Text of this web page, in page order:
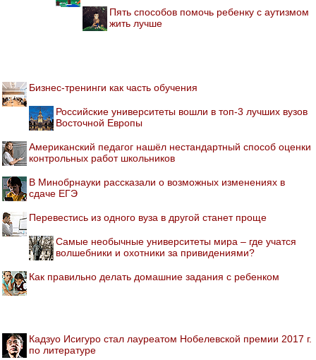
Пять способов помочь ребенку с аутизмом
жить лучше
Бизнес-тренинги как часть обучения
Российские университеты вошли в топ-3 лучших вузов
Восточной Европы
Американский педагог нашёл нестандартный способ оценки
контрольных работ школьников
В Минобрнауки рассказали о возможных изменениях в
сдаче ЕГЭ
Перевестись из одного вуза в другой станет проще
Самые необычные университеты мира – где учатся
волшебники и охотники за привидениями?
Как правильно делать домашние задания с ребенком
Кадзуо Исигуро стал лауреатом Нобелевской премии 2017 г.
по литературе